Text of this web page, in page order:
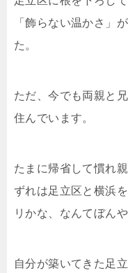
「飾らない温かさ」
た。
ただ、今でも両親と
住んでいます。
たまに帰省して慣れ
ずれは足立区と横浜
リかな、なんてぼん
自分が築いてきた足